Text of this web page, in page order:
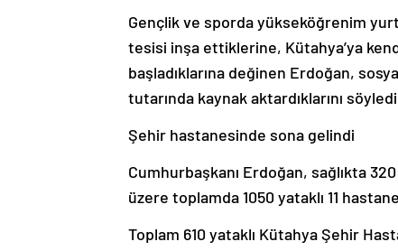
Gençlik ve sporda yükseköğrenim yurt
tesisi inşa ettiklerine, Kütahya’ya
başladıklarına değinen Erdoğan,
tutarında kaynak aktardıklarını
Şehir hastanesinde sona gelindi
Cumhurbaşkanı Erdoğan, sağlıkta
üzere toplamda 1050 yataklı 11
Toplam 610 yataklı Kütahya Şehir